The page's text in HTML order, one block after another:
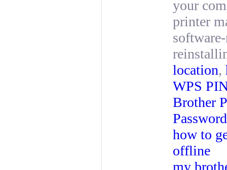
your
printer
location,
WPS
Brother
Password
how to
offline
my